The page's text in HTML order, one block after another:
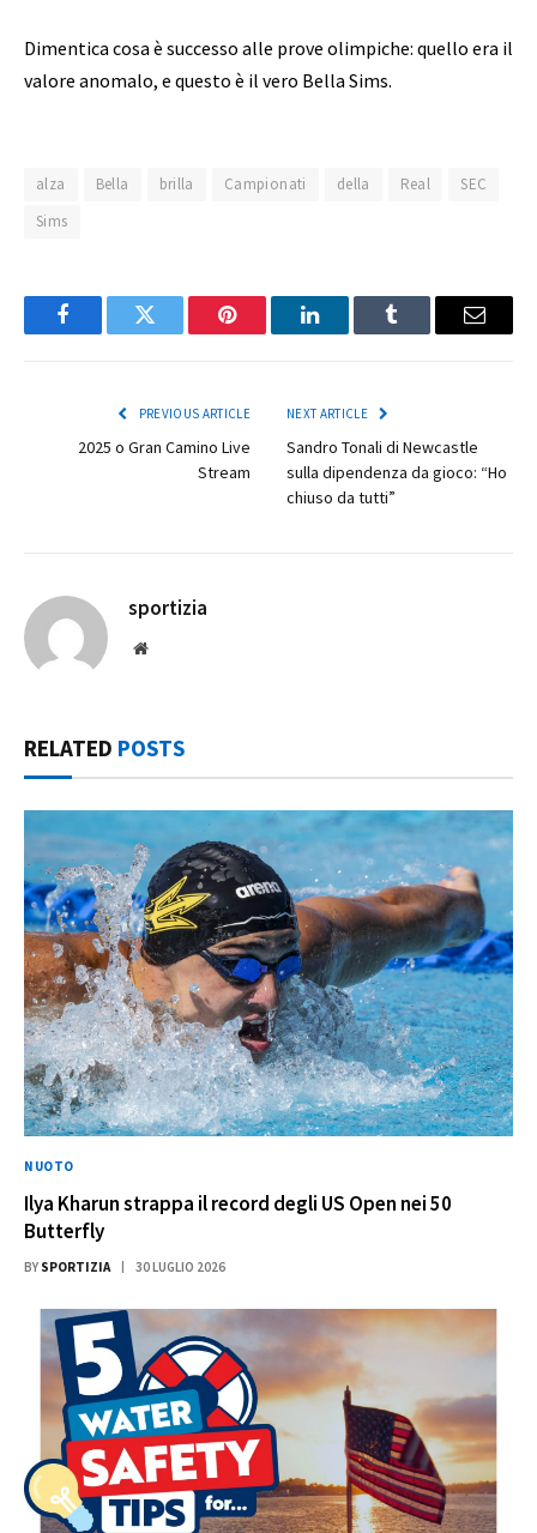
Dimentica cosa è successo alle prove olimpiche: quello era il
valore anomalo, e questo è il vero Bella Sims.
alza Bella brilla Campionati della Real
SEC
Sims
FacebookTwitter Pinterest LinkedInTumblr Email
PREVIOUS ARTICLE
2025 o Gran Camino Live
Stream
NEXT ARTICLE
Sandro Tonali di Newcastle
sulla dipendenza da gioco: “Ho
chiuso da tutti”
sportizia
Website
RELATED POSTS
NUOTO
Ilya Kharun strappa il record degli US Open nei 50
Butterfly
BY SPORTIZIA 30 LUGLIO 2026